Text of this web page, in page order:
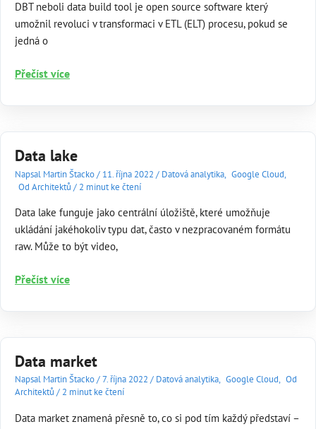
DBT neboli data build tool je open source software který
umožnil revoluci v transformaci v ETL (ELT) procesu, pokud se
jedná o
DBT
Data
Přečíst více
Data lake
Napsal Martin Štacko/ 11. října 2022 / Datová analytika, Google Cloud,
Od Architektů / 2 minut ke čtení
Data lake funguje jako centrální úložiště, které umožňuje
ukládání jakéhokoliv typu dat, často v nezpracovaném formátu
raw. Může to být video,
Data
Přečíst více
Data market
Napsal Martin Štacko/7. října 2022 / Datová analytika, Google Cloud, Od
Architektů / 2 minut ke čtení
Data market znamená přesně to, co si pod tím každý představí –